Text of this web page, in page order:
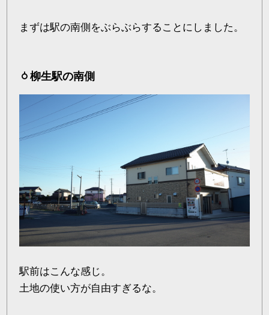
まずは駅の南側をぶらぶらすることにしました。
柳生駅の南側
駅前はこんな感じ。
土地の使い方が自由すぎるな。